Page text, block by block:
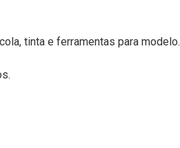
tinta e ferramentas para modelo.